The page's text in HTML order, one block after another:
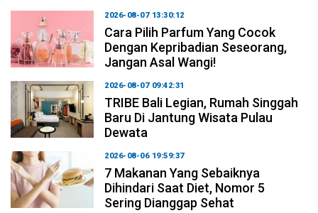
2026-08-07 13:30:12
Cara Pilih Parfum Yang Cocok
Dengan Kepribadian Seseorang,
Jangan Asal Wangi!
2026-08-07 09:42:31
TRIBE Bali Legian, Rumah Singgah
Baru Di Jantung Wisata Pulau
Dewata
2026-08-06 19:59:37
7 Makanan Yang Sebaiknya
Dihindari Saat Diet, Nomor 5
Sering Dianggap Sehat